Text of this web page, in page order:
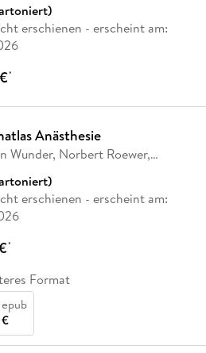
erschienen - erscheint am:
*
Anästhesie
Wunder, Norbert Roewer,
erschienen - erscheint am:
*
Format